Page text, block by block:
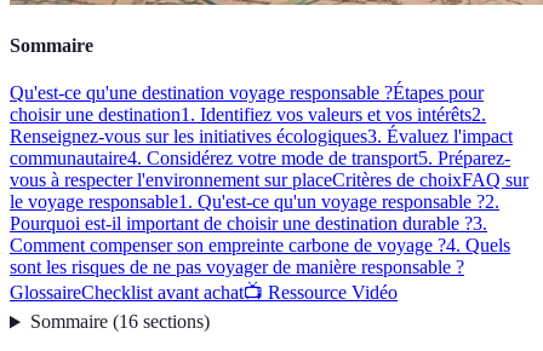
Sommaire
Qu'est-ce qu'une destination voyage responsable ?Étapes pour
choisir une destination1. Identifiez vos valeurs et vos intérêts2.
Renseignez-vous sur les initiatives écologiques3. Évaluez l'impact
communautaire4. Considérez votre mode de transport5. Préparez-
vous à respecter l'environnement sur placeCritères de choixFAQ sur
le voyage responsable1. Qu'est-ce qu'un voyage responsable ?2.
Pourquoi est-il important de choisir une destination durable ?3.
Comment compenser son empreinte carbone de voyage ?4. Quels
sont les risques de ne pas voyager de manière responsable ?
GlossaireChecklist avant achat📺 Ressource Vidéo
Sommaire(16 sections)